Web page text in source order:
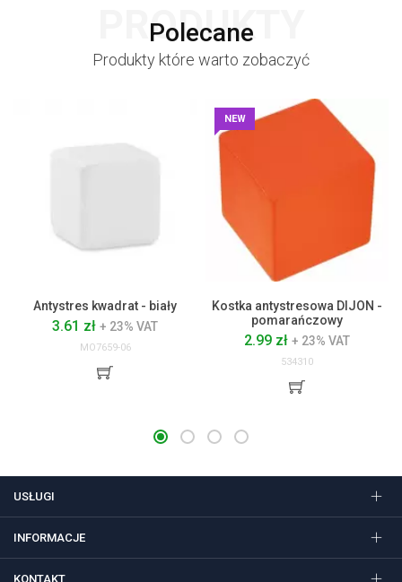
Polecane
PRODUKTY
Produkty które warto zobaczyć
Antystres kwadrat - biały
3.61 zł + 23% VAT
MO7659-06
NEW
Kostka antystresowa DIJON -
pomarańczowy
2.99 zł + 23% VAT
534310
USŁUGI
INFORMACJE
KONTAKT